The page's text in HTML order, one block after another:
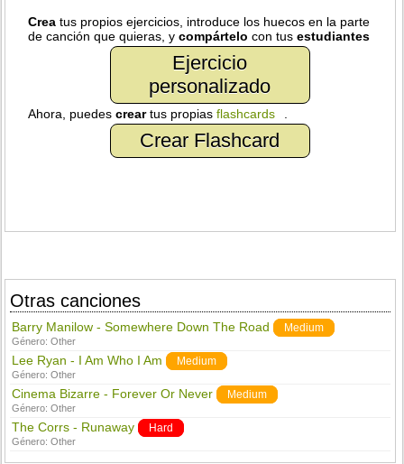
Crea tus propios ejercicios, introduce los huecos en la parte
de canción que quieras, ycompártelo con tusestudiantes
Ejercicio
personalizado
Ahora, puedescreartus propiasflashcards
Crear Flashcard
Otras canciones
Barry Manilow - Somewhere Down The Road Medium
Género:Other
Lee Ryan - I Am Who I Am Medium
Género:Other
Cinema Bizarre - Forever Or Never Medium
Género:Other
The Corrs - Runaway Hard
Género:Other